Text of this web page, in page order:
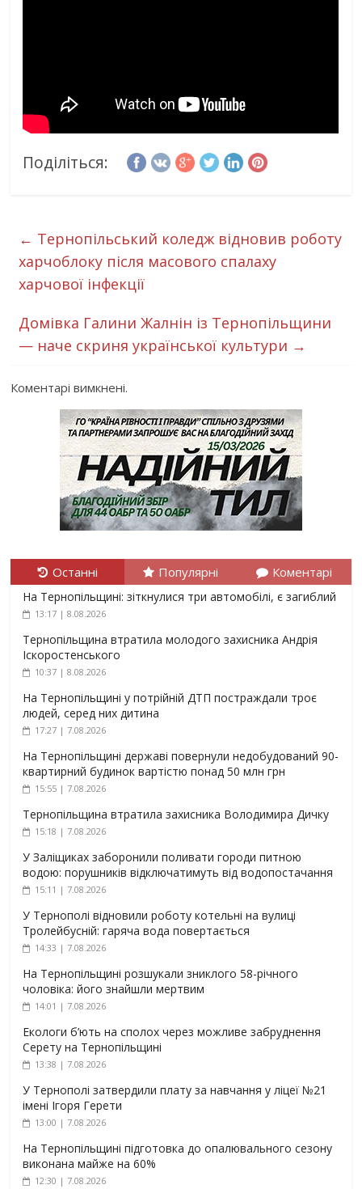
Поділіться:
← Тернопільський коледж відновив роботу
харчоблоку після масового спалаху
харчової інфекції
Домівка Галини Жалнін із Тернопільщини
— наче скриня української культури →
Коментарі вимкнені.
Останні Популярні Коментарі
На Тернопільщині: зіткнулися три автомобілі, є загиблий
13:17 | 8.08.2026
Тернопільщина втратила молодого захисника Андрія
Іскоростенського
10:37 | 8.08.2026
На Тернопільщині у потрійній ДТП постраждали троє
людей, серед них дитина
17:27 | 7.08.2026
На Тернопільщині державі повернули недобудований 90-
квартирний будинок вартістю понад 50 млн грн
15:55 | 7.08.2026
Тернопільщина втратила захисника Володимира Дичку
15:18 | 7.08.2026
У Заліщиках заборонили поливати городи питною
водою: порушників відключатимуть від водопостачання
15:11 | 7.08.2026
У Тернополі відновили роботу котельні на вулиці
Тролейбусній: гаряча вода повертається
14:33 | 7.08.2026
На Тернопільщині розшукали зниклого 58-річного
чоловіка: його знайшли мертвим
14:01 | 7.08.2026
Екологи б’ють на сполох через можливе забруднення
Серету на Тернопільщині
13:38 | 7.08.2026
У Тернополі затвердили плату за навчання у ліцеї №21
імені Ігоря Герети
13:00 | 7.08.2026
На Тернопільщині підготовка до опалювального сезону
виконана майже на 60%
12:30 | 7.08.2026